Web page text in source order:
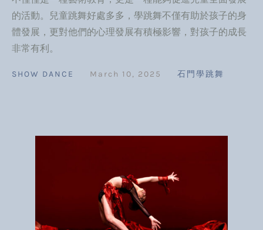
的活動。兒童跳舞好處多多，學跳舞不僅有助於孩子的身
體發展，更對他們的心理發展有積極影響，對孩子的成長
非常有利。
SHOW DANCE March 10, 2025 石門學跳舞